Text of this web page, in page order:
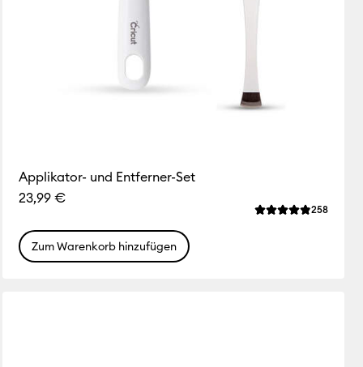
Bewertung für dieses Produkt ist 3.5 von von 5.
Applikator- und Entferner-Set
23,99 €
Die
258
Zum Warenkorb hinzufügen